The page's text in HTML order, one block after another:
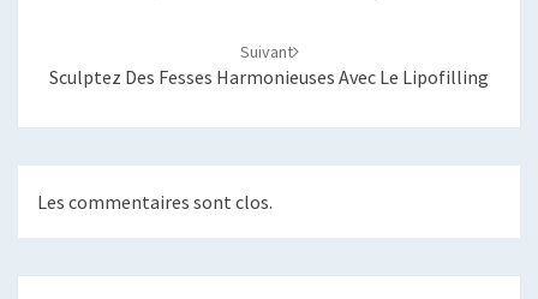
Suivant
Sculptez Des Fesses Harmonieuses Avec Le Lipofilling
Les commentaires sont clos.